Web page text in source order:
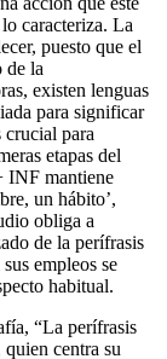
caracteriza. La
puesto que el
la
existen lenguas
para significar
para
etapas del
INF mantiene
un hábito’,
obliga a
de la perífrasis
empleos se
habitual.
“La perífrasis
centra su